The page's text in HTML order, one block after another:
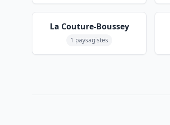
La Couture-Boussey
1 paysagistes